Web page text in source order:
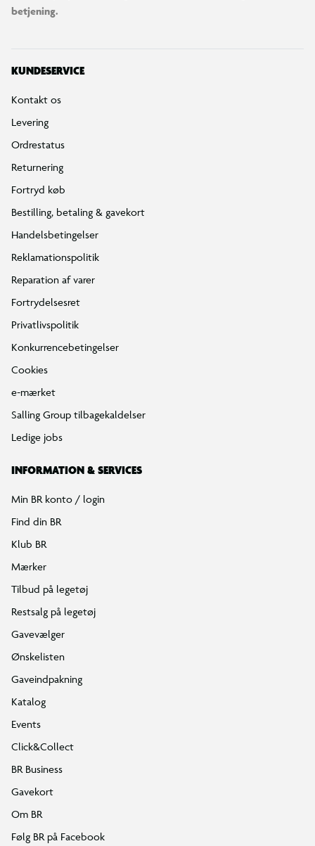
betjening.
KUNDESERVICE
Kontakt os
Levering
Ordrestatus
Returnering
Fortryd køb
Bestilling, betaling & gavekort
Handelsbetingelser
Reklamationspolitik
Reparation af varer
Fortrydelsesret
Privatlivspolitik
Konkurrencebetingelser
Cookies
e-mærket
Salling Group tilbagekaldelser
Ledige jobs
INFORMATION & SERVICES
Min BR konto / login
Find din BR
Klub BR
Mærker
Tilbud på legetøj
Restsalg på legetøj
Gavevælger
Ønskelisten
Gaveindpakning
Katalog
Events
Click&Collect
BR Business
Gavekort
Om BR
Følg BR på Facebook